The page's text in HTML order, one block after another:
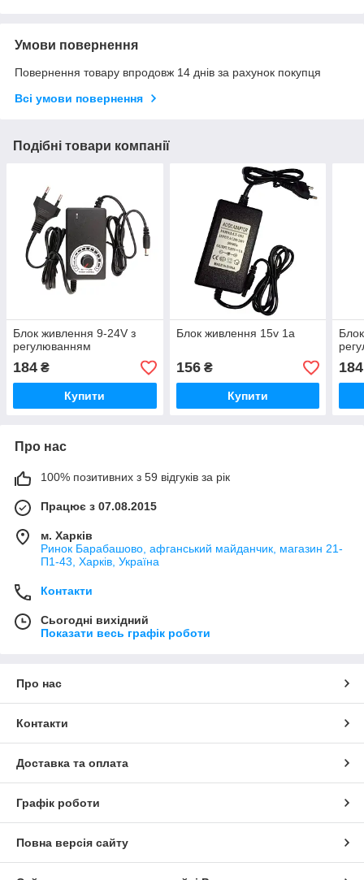
Умови повернення
Повернення товару впродовж 14 днів за рахунок покупця
Всі умови повернення
Подібні товари компанії
Блок живлення 9-24V з
регулюванням
184 ₴
Купити
Блок живлення 15v 1a
156₴
Купити
184
Про нас
100% позитивних з 59 відгуків за рік
Працює з 07.08.2015
м. Харків
Ринок Барабашово, афганський майданчик, магазин 21-
П1-43, Харків, Україна
Контакти
Сьогодні вихідний
Показати весь графік роботи
Про нас
Контакти
Доставка та оплата
Графік роботи
Повна версія сайту